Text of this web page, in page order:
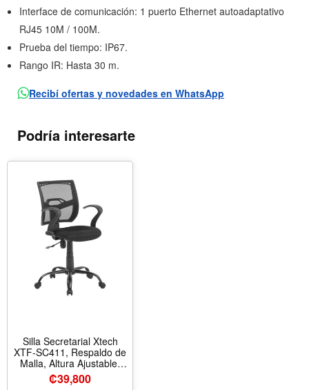
Interface de comunicación: 1 puerto Ethernet autoadaptativo
RJ45 10M / 100M.
Prueba del tiempo: IP67.
Rango IR: Hasta 30 m.
Recibí ofertas y novedades en WhatsApp
Podría interesarte
Silla Secretarial Xtech
XTF-SC411, Respaldo de
Malla, Altura Ajustable,
Base de Metal, Color
Negro
₡39,800